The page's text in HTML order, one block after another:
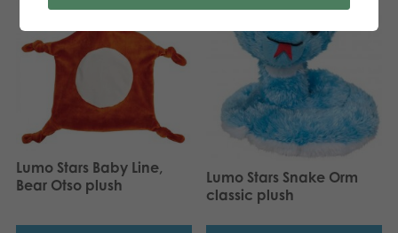
Lumo Stars Baby Line,
Bear Otso plush
Lumo Stars Snake Orm
classic plush